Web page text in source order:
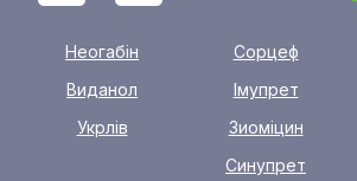
Неогабін Сорцеф
Виданол
Імупрет
Укрлів
Зиоміцин
Синупрет